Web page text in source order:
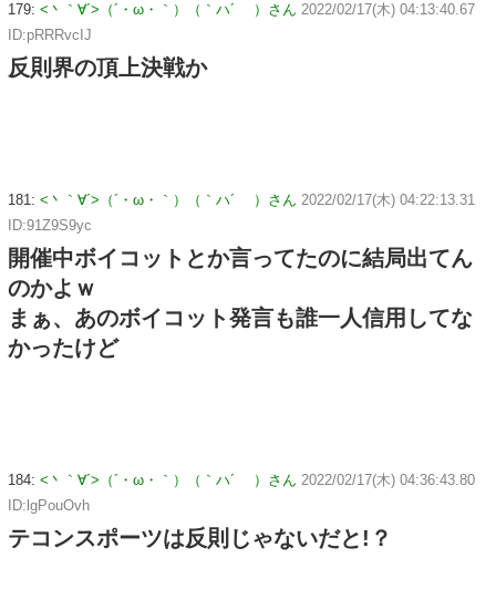
179: <丶｀∀´>（´・ω・｀）（｀ハ´ ）さん 2022/02/17(木) 04:13:40.67
ID:pRRRvcIJ
反則界の頂上決戦か
181: <丶｀∀´>（´・ω・｀）（｀ハ´ ）さん 2022/02/17(木) 04:22:13.31
ID:91Z9S9yc
開催中ボイコットとか言ってたのに結局出てん
のかよｗ
まぁ、あのボイコット発言も誰一人信用してな
かったけど
184: <丶｀∀´>（´・ω・｀）（｀ハ´ ）さん 2022/02/17(木) 04:36:43.80
ID:lgPouOvh
テコンスポーツは反則じゃないだと!？